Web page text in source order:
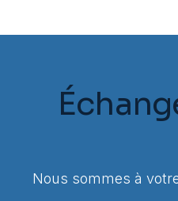
Nous sommes à